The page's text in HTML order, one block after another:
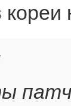
кореи